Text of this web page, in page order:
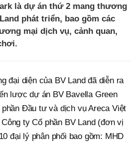
là dự án thứ 2 mang thương
phát triển, bao gồm các
mại dịch vụ, cảnh quan,
đại diện của BV Land đã diễn ra
lược dự án BV Bavella Green
Đầu tư và dịch vụ Areca Việt
ty Cổ phần BV Land (đơn vị
đại lý phân phối bao gồm: MHD